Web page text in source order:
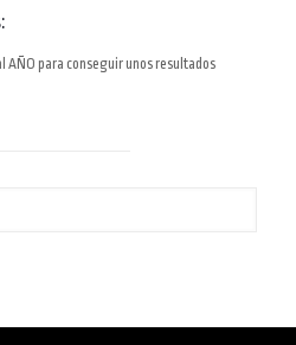
AÑO para conseguir unos resultados